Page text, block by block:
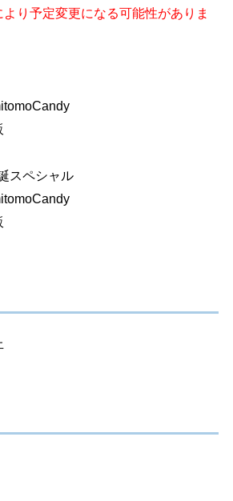
り予定変更になる可能性がありま
スペシャル